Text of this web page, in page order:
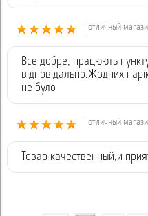
| отличный
Все добре, працюють
відповідально.Жодних
не було
| отличный
Товар качественный,и